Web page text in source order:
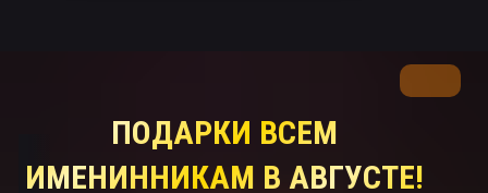
ПОДАРКИ ВСЕМ
ИМЕНИННИКАМ В АВГУСТЕ!